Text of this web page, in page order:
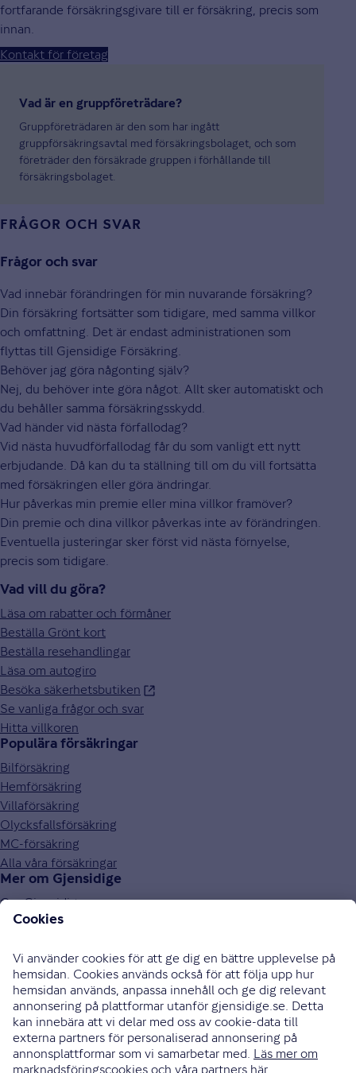
fortfarande försäkringsgivare till er försäkring, precis som
innan.
Kontakt för företag
Vad är en gruppföreträdare?
Gruppföreträdaren är den som har ingått
gruppförsäkringsavtal med försäkringsbolaget, och som
företräder den försäkrade gruppen i förhållande till
försäkringsbolaget.
FRÅGOR OCH SVAR
Frågor och svar
Vad innebär förändringen för min nuvarande försäkring?
Din försäkring fortsätter som tidigare, med samma villkor
och omfattning. Det är endast administrationen som
flyttas till Gjensidige Försäkring.
Behöver jag göra någonting själv?
Nej, du behöver inte göra något. Allt sker automatiskt och
du behåller samma försäkringsskydd.
Vad händer vid nästa förfallodag?
Vid nästa huvudförfallodag får du som vanligt ett nytt
erbjudande. Då kan du ta ställning till om du vill fortsätta
med försäkringen eller göra ändringar.
Hur påverkas min premie eller mina villkor framöver?
Din premie och dina villkor påverkas inte av förändringen.
Eventuella justeringar sker först vid nästa förnyelse,
precis som tidigare.
Vad vill du göra?
Läsa om rabatter och förmåner
Beställa Grönt kort
Beställa resehandlingar
Läsa om autogiro
Besöka säkerhetsbutiken
Se vanliga frågor och svar
Hitta villkoren
Populära försäkringar
Bilförsäkring
Hemförsäkring
Villaförsäkring
Olycksfallsförsäkring
MC-försäkring
Alla våra försäkringar
Mer om Gjensidige
Om Gjensidige
Jobba hos oss
Press och media
Investor relations
Samarbetspartners
0771-326 326
Bli uppringd
Skriv till oss